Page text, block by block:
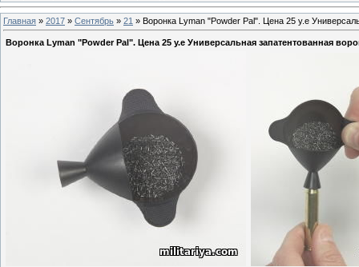
Главная » 2017 » Сентябрь » 21 » Воронка Lyman "Powder Pal". Цена 25 у.е
Воронка Lyman "Powder Pal". Цена 25 у.е Универсальная запатентованная